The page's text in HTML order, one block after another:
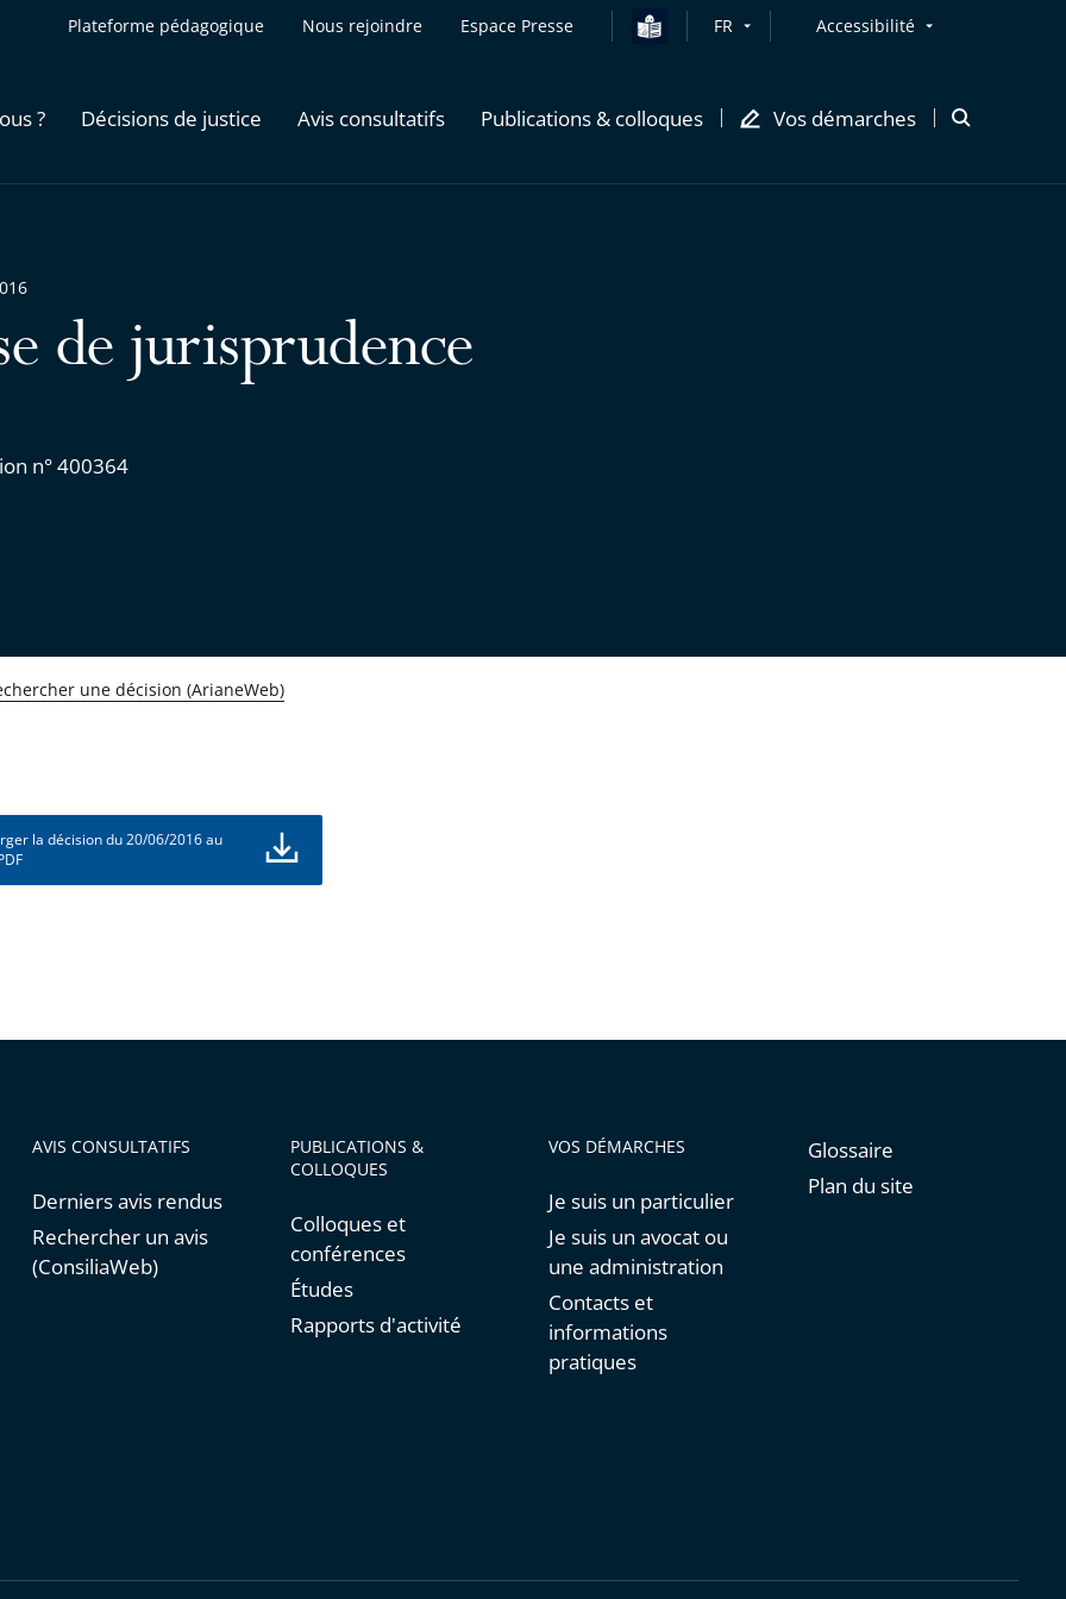
Plateforme pédagogique Nous rejoindre Espace Presse FR Accessibilité
? Décisions de justice Avis consultatifs Publications & colloques Vos démarches
Ouvrir
de jurisprudence
n° 400364
une décision (ArianeWeb)
la décision du 20/06/2016 au
AVIS CONSULTATIFS
Derniers avis rendus
Rechercher un avis
(ConsiliaWeb)
PUBLICATIONS &
COLLOQUES
Colloques et
conférences
Études
Rapports d'activité
VOS DÉMARCHES
Je suis un particulier
Je suis un avocat ou
une administration
Contacts et
informations
pratiques
Glossaire
Plan du site